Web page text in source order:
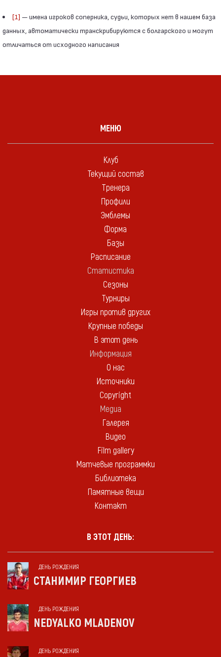
[1] — имена игроков соперника, судьи, которых нет в нашем база
данных, автоматически транскрибируются с болгарского и могут
отличаться от исходного написания
МЕНЮ
Клуб
Текущий состав
Тренера
Профили
Эмблемы
Форма
Базы
Расписание
Статистика
Сезоны
Турниры
Игры против других
Крупные победы
В этот день
Информация
О нас
Источники
Copyright
Медиа
Галерея
Видео
Film gallery
Матчевые программки
Библиотека
Памятные вещи
Контакт
В ЭТОТ ДЕНЬ:
ДЕНЬ РОЖДЕНИЯ
СТАНИМИР ГЕОРГИЕВ
ДЕНЬ РОЖДЕНИЯ
NEDYALKO MLADENOV
ДЕНЬ РОЖДЕНИЯ